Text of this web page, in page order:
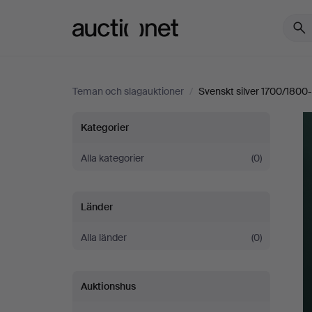
Teman och slagauktioner / Svenskt silver 1700/
Svenskt
silver
1700/1800-
tal
Kategorier
Alla kategorier (0)
Länder
Alla länder (0)
Auktionshus